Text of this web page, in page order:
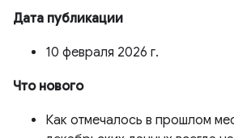
Дата публикации
10 февраля 2026 г.
Что нового
Как отмечалось в прошлом